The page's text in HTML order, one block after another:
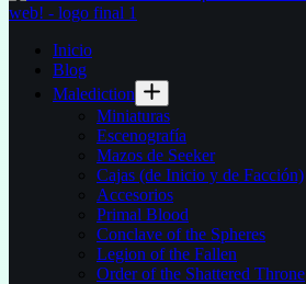
Inicio
Blog
Malediction
Miniaturas
Escenografía
Mazos de Seeker
Cajas (de Inicio y de Facción)
Accesorios
Primal Blood
Conclave of the Spheres
Legion of the Fallen
Order of the Shattered Throne